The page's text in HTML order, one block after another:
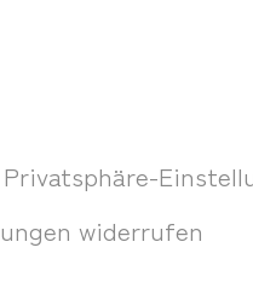
Privatsphäre-
widerrufen